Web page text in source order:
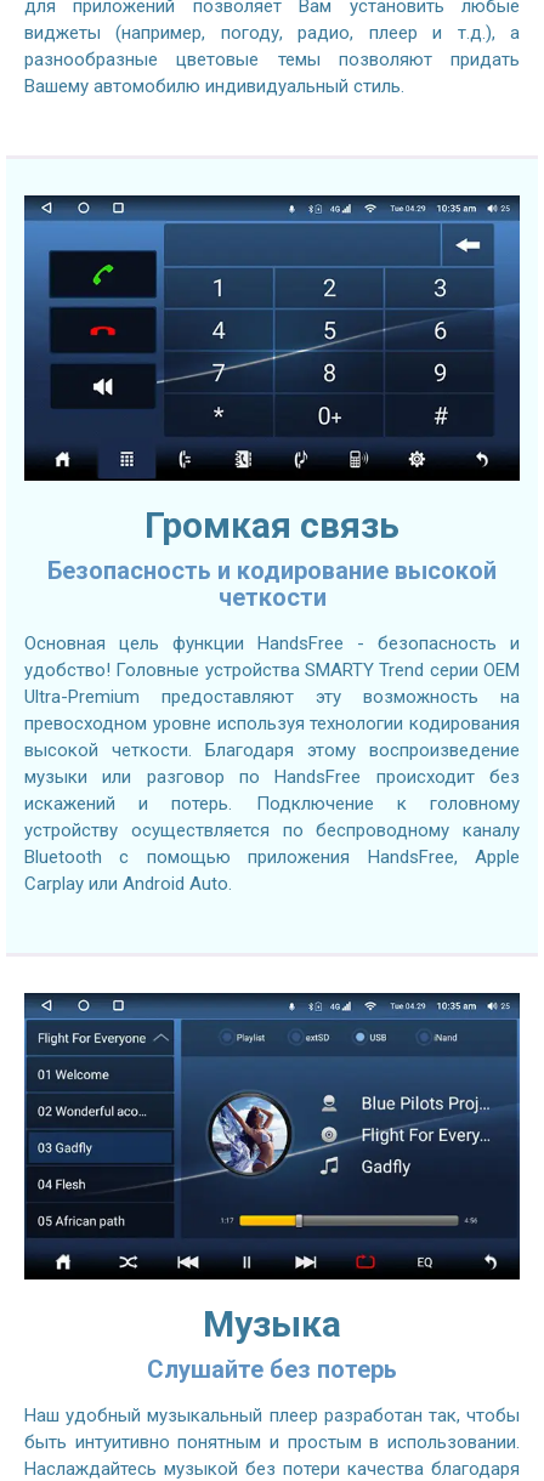
для приложений позволяет Вам установить любые
виджеты (например, погоду, радио, плеер и т.д.), а
разнообразные цветовые темы позволяют придать
Вашему автомобилю индивидуальный стиль.
Громкая связь
Безопасность и кодирование высокой
четкости
Основная цель функции HandsFree - безопасность и
удобство! Головные устройства SMARTY Trend серии OEM
Ultra-Premium предоставляют эту возможность на
превосходном уровне используя технологии кодирования
высокой четкости. Благодаря этому воспроизведение
музыки или разговор по HandsFree происходит без
искажений и потерь. Подключение к головному
устройству осуществляется по беспроводному каналу
Bluetooth с помощью приложения HandsFree, Apple
Carplay или Android Auto.
Музыка
Слушайте без потерь
Наш удобный музыкальный плеер разработан так, чтобы
быть интуитивно понятным и простым в использовании.
Наслаждайтесь музыкой без потери качества благодаря